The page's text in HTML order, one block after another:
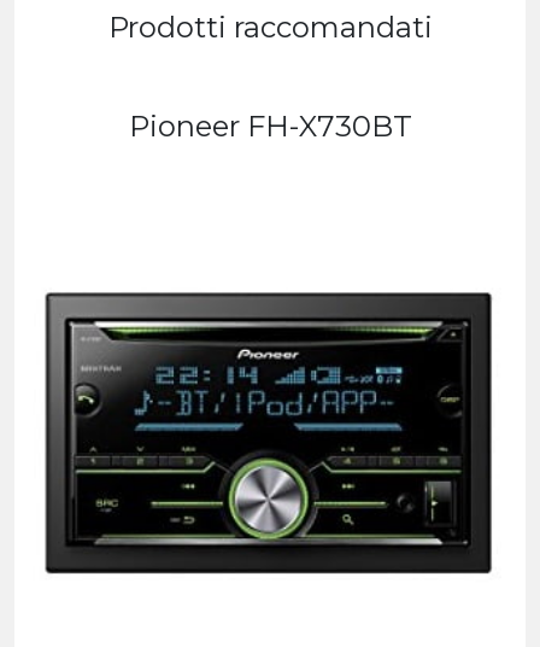
Prodotti raccomandati
Pioneer FH-X730BT